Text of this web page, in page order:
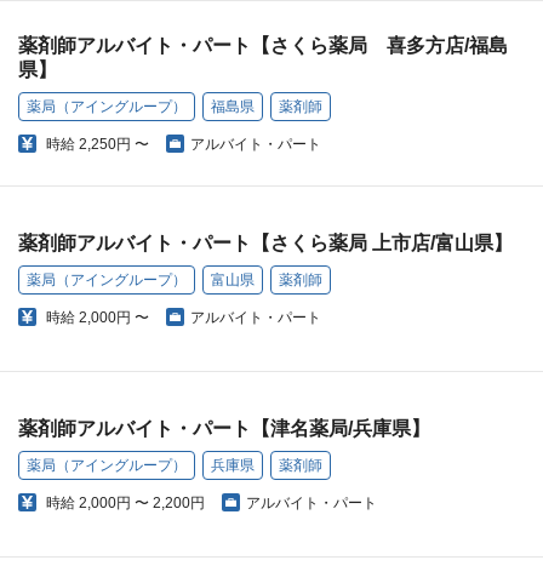
薬剤師アルバイト・パート【さくら薬局 喜多方店/福島
県】
薬局（アイングループ） 福島県 薬剤師
時給 2,250円 〜 アルバイト・パート
薬剤師アルバイト・パート【さくら薬局 上市店/富山県】
薬局（アイングループ） 富山県 薬剤師
時給 2,000円 〜 アルバイト・パート
薬剤師アルバイト・パート【津名薬局/兵庫県】
薬局（アイングループ） 兵庫県 薬剤師
時給 2,000円 〜 2,200円 アルバイト・パート